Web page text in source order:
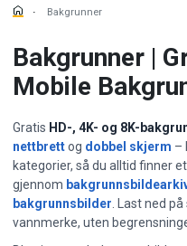
Bakgrunner
Bakgrunner |
Mobile
Gratis HD-, 4K- og 8K-
nettbrettog dobbel skjerm –
kategorier, så du alltid finner
gjennom
bakgrunnsbilder . Last ned
vannmerke, uten